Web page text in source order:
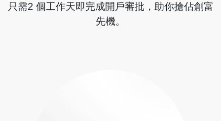
只需2 個工作天即完成開戶審批，助你搶佔創富
先機。